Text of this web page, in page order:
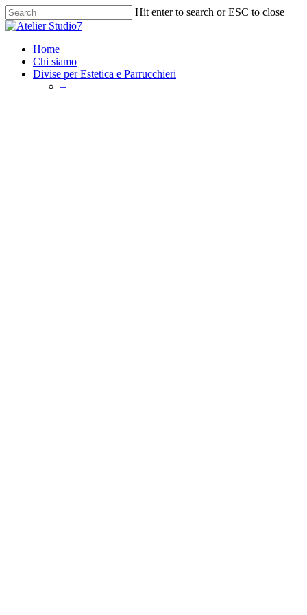
Skip
to
content
Hit enter to search or ESC to close
Close
search
Menu
Home
Chi siamo
Divise per Estetica e Parrucchieri
–